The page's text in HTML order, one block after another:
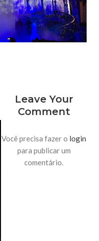
Leave Your
Comment
Você precisa fazer o login
para publicar um
comentário.